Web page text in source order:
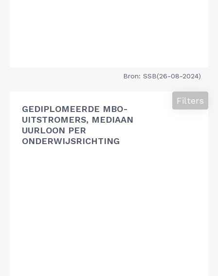
Bron: SSB(26-08-2024)
GEDIPLOMEERDE MBO-
UITSTROMERS, MEDIAAN
UURLOON PER
ONDERWIJSRICHTING
Filters